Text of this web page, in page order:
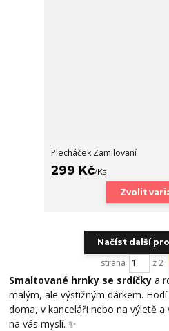
Plecháček Zamilovaní
299 Kč/Ks
Zvolit
Načíst další
strana z 2
Smaltované hrnky se srdíčky a
malým, ale výstižným dárkem.
doma, v kanceláři nebo na výletě
na vás myslí. ✨